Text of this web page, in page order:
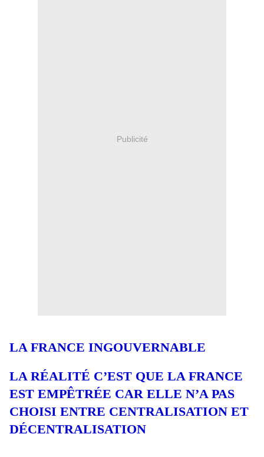
Publicité
LA FRANCE INGOUVERNABLE
LA RÉALITÉ C’EST QUE LA FRANCE
EST EMPÊTRÉE CAR ELLE N’A PAS
CHOISI ENTRE CENTRALISATION ET
DÉCENTRALISATION